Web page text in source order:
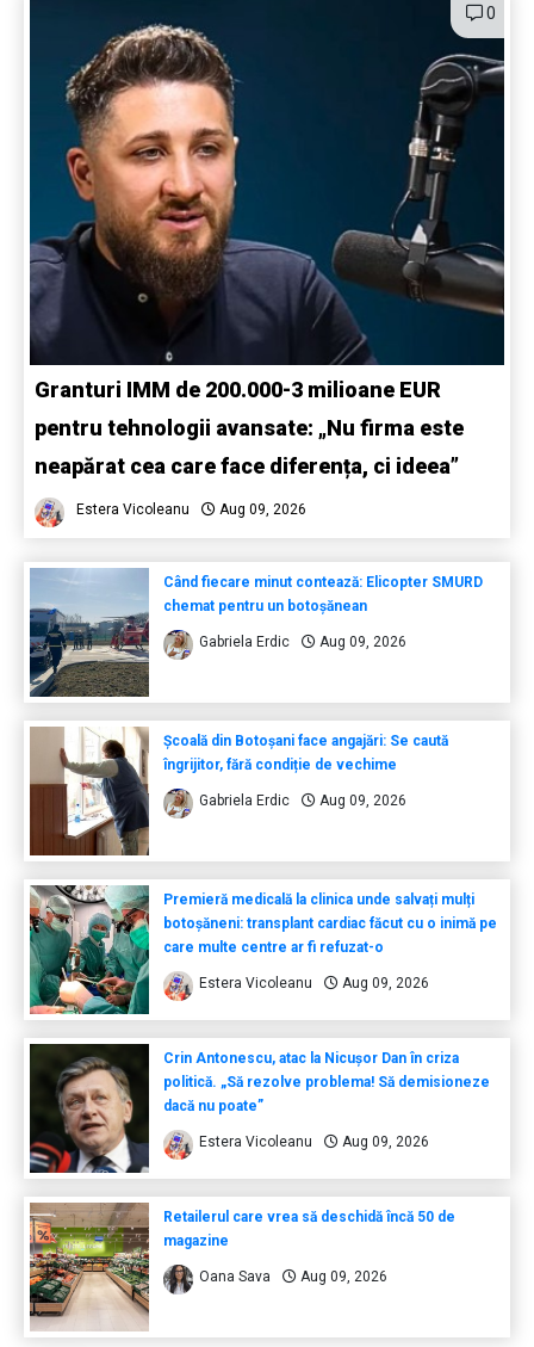
0
Granturi IMM de 200.000-3 milioane EUR
pentru tehnologii avansate: „Nu firma este
neapărat cea care face diferența, ci ideea”
Estera Vicoleanu Aug 09, 2026
Când fiecare minut contează: Elicopter SMURD
chemat pentru un botoșănean
Gabriela Erdic Aug 09, 2026
Școală din Botoșani face angajări: Se caută
îngrijitor, fără condiție de vechime
Gabriela Erdic Aug 09, 2026
Premieră medicală la clinica unde salvați mulți
botoșăneni: transplant cardiac făcut cu o inimă pe
care multe centre ar fi refuzat-o
Estera Vicoleanu Aug 09, 2026
Crin Antonescu, atac la Nicușor Dan în criza
politică. „Să rezolve problema! Să demisioneze
dacă nu poate”
Estera Vicoleanu Aug 09, 2026
Retailerul care vrea să deschidă încă 50 de
magazine
Oana Sava Aug 09, 2026